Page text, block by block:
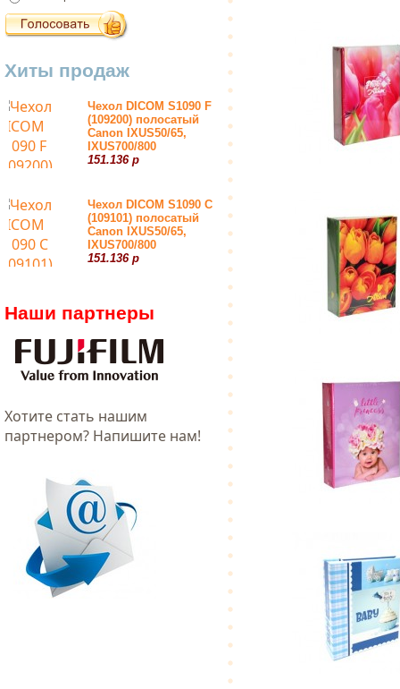
Хиты продаж
Чехол DICOM S1090 F
(109200) полосатый
Canon IXUS50/65,
IXUS700/800
151.136 р
Чехол DICOM S1090 С
(109101) полосатый
Canon IXUS50/65,
IXUS700/800
151.136 р
Наши партнеры
Хотитe стать нашим
партнером? Напишите нам!